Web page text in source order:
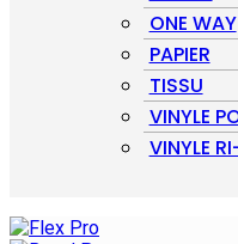
ONE WAY
PAPIER
TISSU
VINYLE
VINYLE